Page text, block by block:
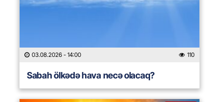
03.08.2026 - 14:00 110
Sabah ölkədə hava necə olacaq?